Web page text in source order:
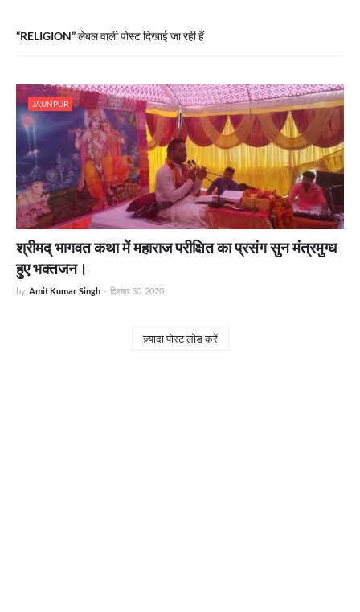
RELIGION लेबल वाली पोस्ट दिखाई जा रही हैं
JAUNPUR
श्रीमद् भागवत कथा में महाराज परीक्षित का प्रसंग सुन मंत्रमुग्ध
हुए भक्तजन।
by Amit Kumar Singh - दिसंबर 30, 2020
ज़्यादा पोस्ट लोड करें